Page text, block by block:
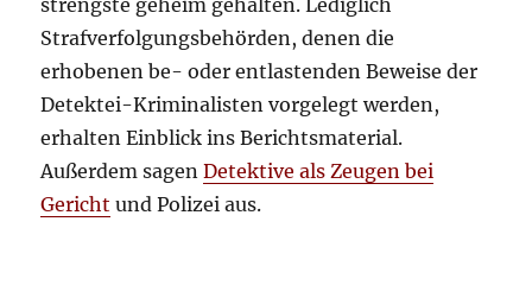
strengste geheim gehalten. Lediglich
Strafverfolgungsbehörden, denen die
erhobenen be- oder entlastenden Beweise der
Detektei-Kriminalisten vorgelegt werden,
erhalten Einblick ins Berichtsmaterial.
Außerdem sagenDetektive als Zeugen bei
Gericht und Polizei aus.